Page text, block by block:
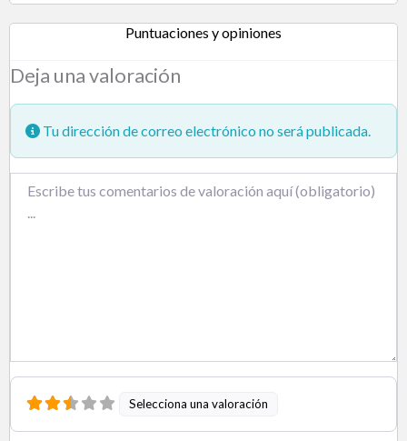
Puntuaciones y opiniones
Deja una valoración
Tu dirección de correo electrónico no será publicada.
Texto de la reseña
Selecciona una valoración